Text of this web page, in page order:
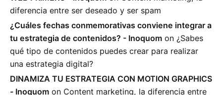
diferencia entre ser deseado y ser spam
¿Cuáles fechas conmemorativas conviene integrar a
tu estrategia de contenidos? - Inoquom on ¿Sabes
qué tipo de contenidos puedes crear para realizar
una estrategia digital?
DINAMIZA TU ESTRATEGIA CON MOTION GRAPHICS
- Inoquom on Content marketing, la diferencia entre